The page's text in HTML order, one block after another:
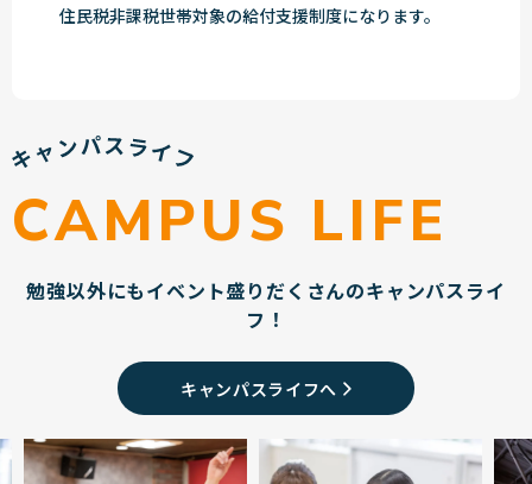
住民税非課税世帯対象の給付支援制度になります。
CAMPUS LIFE
勉強以外にもイベント盛りだくさんのキャンパスライ
フ！
キャンパスライフへ